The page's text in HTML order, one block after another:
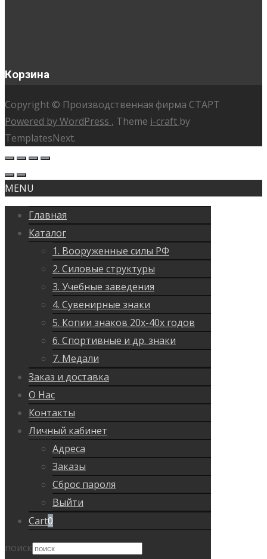
Корзина
Copyright © Производственная фирма СТАРТ
Powered by WordPress , Theme i-craft by
TemplatesNext.
MENU
Главная
Каталог
1. Вооруженные силы РФ
2. Силовые структуры
3. Учебные заведения
4. Сувенирные знаки
5. Копии знаков 20х-40х годов
6. Спортивные и др. знаки
7. Медали
Заказ и доставка
О Нас
Контакты
Личный кабинет
Адреса
Заказы
Сброс пароля
Выйти
Cart0
поиск